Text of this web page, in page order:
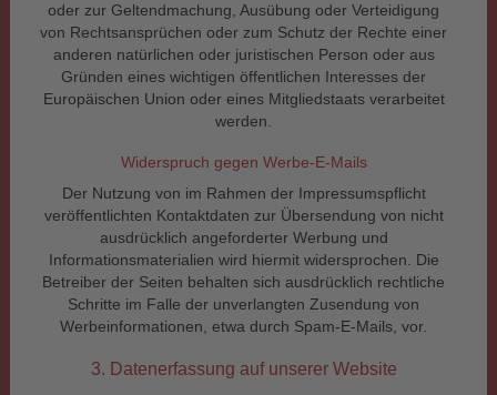
oder zur Geltendmachung, Ausübung oder Verteidigung
von Rechtsansprüchen oder zum Schutz der Rechte einer
anderen natürlichen oder juristischen Person oder aus
Gründen eines wichtigen öffentlichen Interesses der
Europäischen Union oder eines Mitgliedstaats verarbeitet
werden.
Widerspruch gegen Werbe-E-Mails
Der Nutzung von im Rahmen der Impressumspflicht
veröffentlichten Kontaktdaten zur Übersendung von nicht
ausdrücklich angeforderter Werbung und
Informationsmaterialien wird hiermit widersprochen. Die
Betreiber der Seiten behalten sich ausdrücklich rechtliche
Schritte im Falle der unverlangten Zusendung von
Werbeinformationen, etwa durch Spam-E-Mails, vor.
3. Datenerfassung auf unserer Website